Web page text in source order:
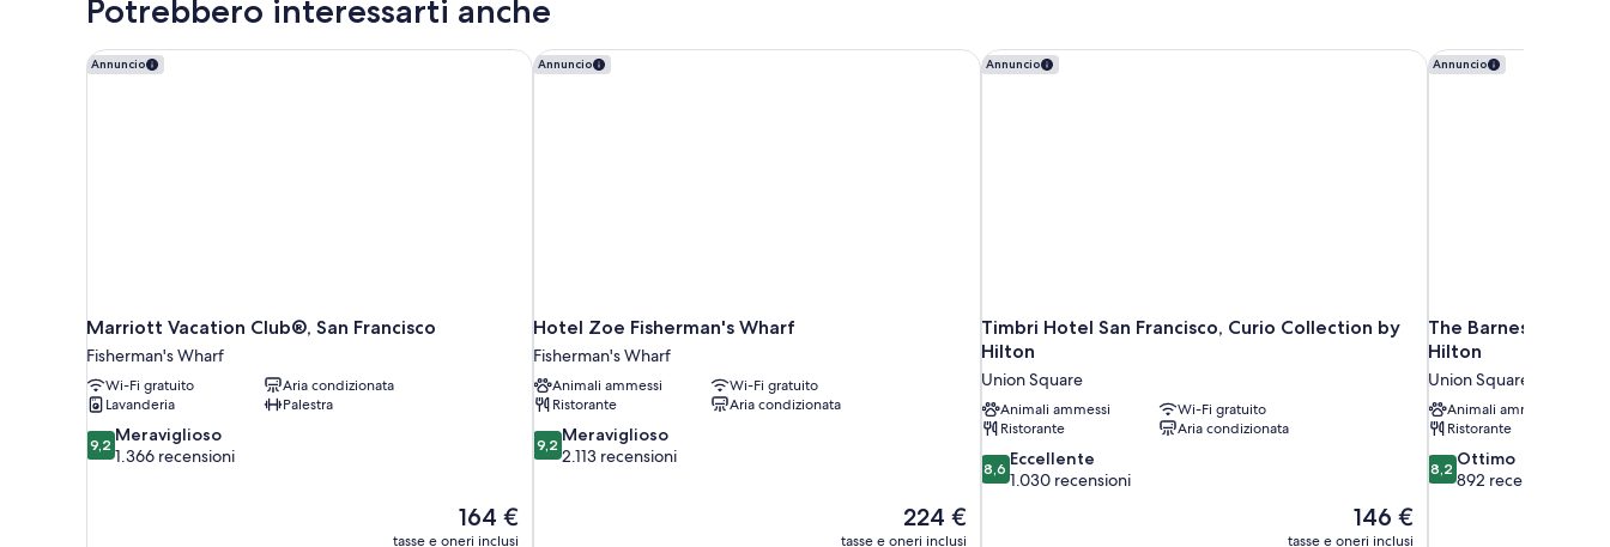
with
Shower
in
Shower
pavimento
(Mobility
a
filo
Potrebbero interessarti anche
Annuncio
Marriott Vacation Club®, San Francisco
Fisherman's Wharf
Wi-Fi gratuito
Aria condizionata
Lavanderia
Palestra
9.2
su
9,2 Meraviglioso
1.366 recensioni
Il
prezzo
164 €
tasse e oneri inclusi
Marriott Vacation Club®, San Francisco Annuncio
Hotel Zoe Fisherman's Wharf
Fisherman's Wharf
Animali ammessi
Wi-Fi gratuito
Ristorante
Aria condizionata
9.2
su
9,2 Meraviglioso
2.113 recensioni
Il
prezzo
224 €
tasse e oneri inclusi
Hotel Zoe Fisherman's Wharf Annuncio
Timbri Hotel San Francisco, Curio Collection by
Hilton
Union Square
Animali ammessi
Wi-Fi gratuito
Ristorante
Aria condizionata
8.6
su
8,6 Eccellente
1.030 recensioni
Il
prezzo
146 €
tasse e oneri inclusi
Timbri Hotel San Francisco, Curio Collection by HiltonAnnuncio
The Barnes San
Hilton
Union Square
Animali ammessi
Ristorante
8.2
su
8,2 Ottimo
892 recensioni
The Barnes San